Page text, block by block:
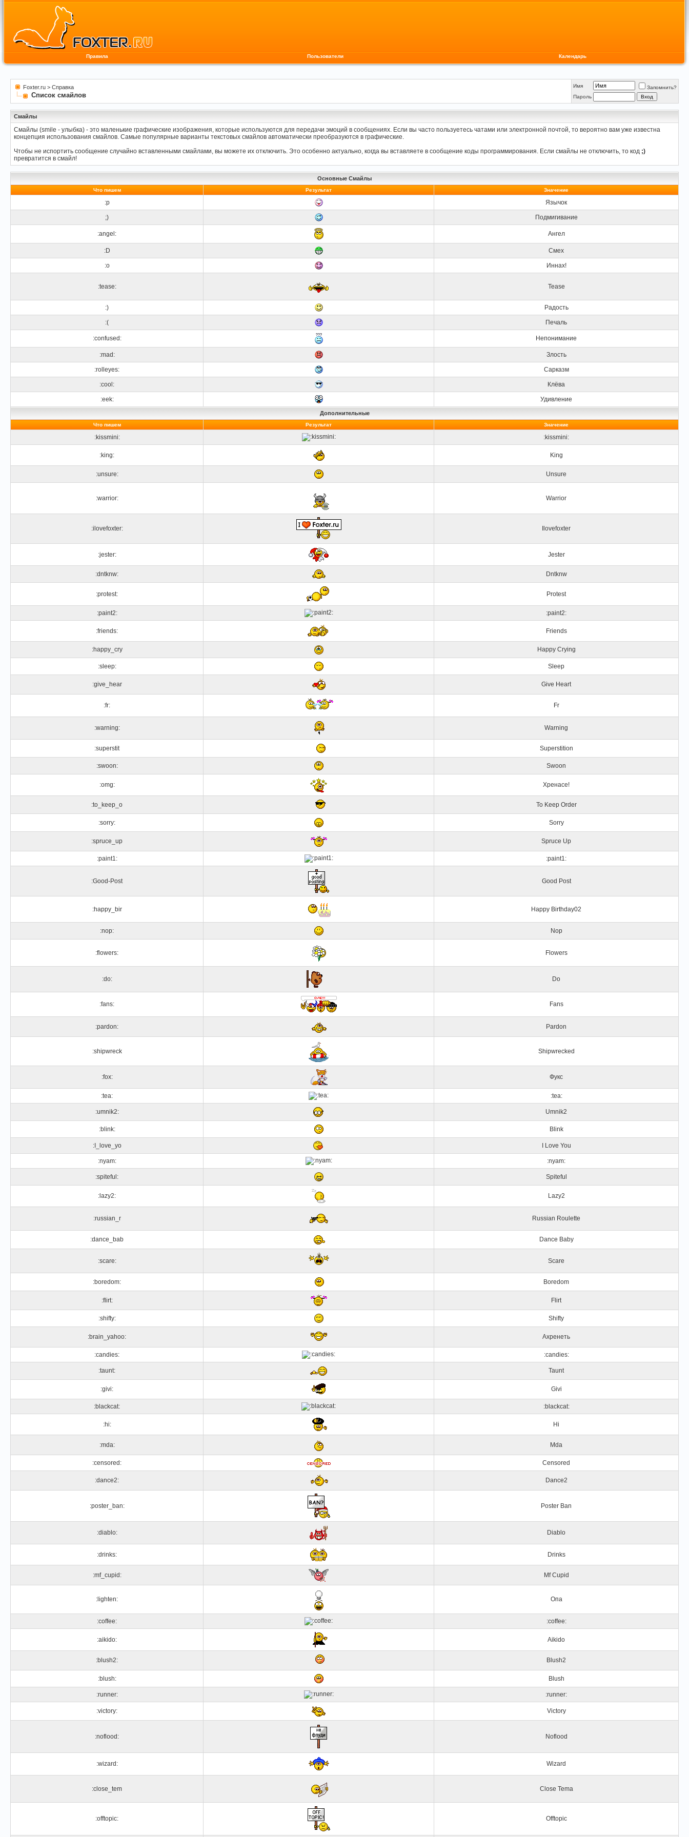
Правила Пользователи Календарь
Foxter.ru > Справка
Список смайлов
Имя
Запомнить?
Пароль
Смайлы
Смайлы (smile - улыбка) - это маленькие графические изображения, которые используются для передачи эмоций в сообщениях. Если вы часто пользуетесь чатами или электронной почтой, то вероятно вам уже известна
концепция использования смайлов. Самые популярные варианты текстовых смайлов автоматически преобразуются в графические.
Чтобы не испортить сообщение случайно вставленными смайлами, вы можете их отключить. Это особенно актуально, когда вы вставляете в сообщение коды программирования. Если смайлы не отключить, то код ;)
превратится в смайл!
Основные Смайлы
Что пишем Результат Значение
:p Язычок
;) Подмигивание
:angel: Ангел
:D Смех
:o Иннах!
:tease: Tease
:) Радость
:( Печаль
:confused: Непонимание
:mad: Злость
:rolleyes: Сарказм
:cool: Клёва
:eek: Удивление
Дополнительные
Что пишем Результат Значение
:kissmini: :kissmini:
:king: King
:unsure: Unsure
:warrior: Warrior
:ilovefoxter: Ilovefoxter
:jester: Jester
:dntknw: Dntknw
:protest: Protest
:paint2: :paint2:
:friends: Friends
:happy_cry Happy Crying
:sleep: Sleep
:give_hear Give Heart
:fr: Fr
:warning: Warning
:superstit Superstition
:swoon: Swoon
:omg: Хренасе!
:to_keep_o To Keep Order
:sorry: Sorry
:spruce_up Spruce Up
:paint1: :paint1:
:Good-Post Good Post
:happy_bir Happy Birthday02
:nop: Nop
:flowers: Flowers
:do: Do
:fans: Fans
:pardon: Pardon
:shipwreck Shipwrecked
:fox: Фукс
:tea: :tea:
:umnik2: Umnik2
:blink: Blink
:I_love_yo I Love You
:nyam: :nyam:
:spiteful: Spiteful
:lazy2: Lazy2
:russian_r Russian Roulette
:dance_bab Dance Baby
:scare: Scare
:boredom: Boredom
:flirt: Flirt
:shifty: Shifty
:brain_yahoo: Ахренеть
:candies: :candies:
:taunt: Taunt
:givi: Givi
:blackcat: :blackcat:
:hi: Hi
:mda: Mda
:censored: Censored
:dance2: Dance2
:poster_ban: Poster Ban
:diablo: Diablo
:drinks: Drinks
:mf_cupid: Mf Cupid
:lighten: Опа
:coffee: :coffee:
:aikido: Aikido
:blush2: Blush2
:blush: Blush
:runner: :runner:
:victory: Victory
:noflood: Noflood
:wizard: Wizard
:close_tem Close Tema
:offtopic: Offtopic